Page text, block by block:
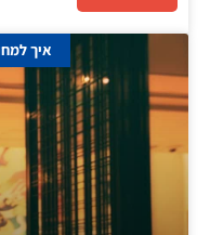
איך